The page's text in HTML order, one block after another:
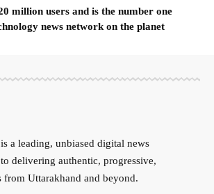
million users and is the number one
news network on the planet
a leading, unbiased digital news
delivering authentic, progressive,
from Uttarakhand and beyond.